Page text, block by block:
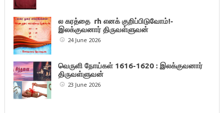
ல கரத்தை rh எனக் குறிப்பிடுவோம்!-
இலக்குவனார் திருவள்ளுவன்
24 June 2026
வெருளி நோய்கள் 1616-1620 : இலக்குவனார்
திருவள்ளுவன்
23 June 2026